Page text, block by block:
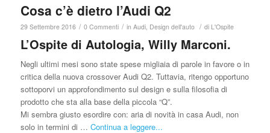
Cosa c’è dietro l’Audi Q2
29 Settembre 2016 / 0 Commenti / in Audi, Design dell'auto / di L'Ospite
L’Ospite di Autologia, Willy Marconi.
Negli ultimi mesi sono state spese migliaia di parole in favore o in
critica della nuova crossover Audi Q2. Tuttavia, ritengo opportuno
sottoporvi un approfondimento sul design e sulla filosofia di
prodotto che sta alla base della piccola “Q”.
Mi sembra giusto esordire con: aria di novità in casa Audi, non
solo in termini di … Continua a leggere...